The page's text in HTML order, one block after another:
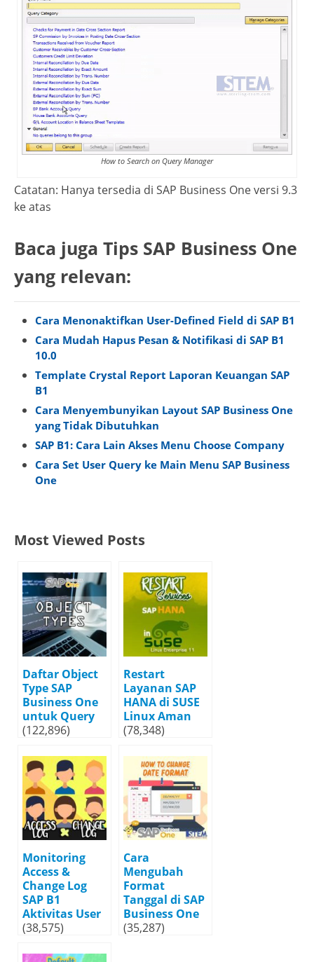
How to Search on Query Manager
Catatan: Hanya tersedia di SAP Business One versi 9.3
ke atas
Baca juga Tips SAP Business One
yang relevan:
Cara Menonaktifkan User-Defined Field di SAP B1
Cara Mudah Hapus Pesan & Notifikasi di SAP B1
10.0
Template Crystal Report Laporan Keuangan SAP
B1
Cara Menyembunyikan Layout SAP Business One
yang Tidak Dibutuhkan
SAP B1: Cara Lain Akses Menu Choose Company
Cara Set User Query ke Main Menu SAP Business
One
Most Viewed Posts
Daftar Object
Type SAP
Business One
untuk Query
(122,896)
Restart
Layanan SAP
HANA di SUSE
Linux Aman
(78,348)
Monitoring
Access &
Change Log
SAP B1
Aktivitas User
(38,575)
Cara
Mengubah
Format
Tanggal di SAP
Business One
(35,287)